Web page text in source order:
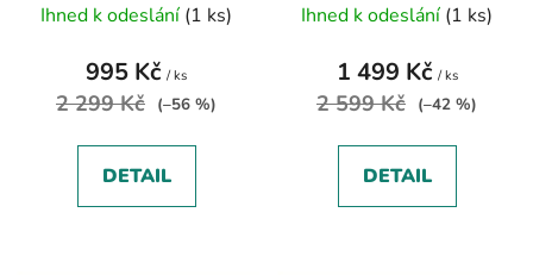
Ihned k odeslání (1 ks)
995 Kč / ks
2 299 Kč (–56 %)
DETAIL
Ihned k odeslání (1 ks)
1 499 Kč / ks
2 599 Kč (–42 %)
DETAIL